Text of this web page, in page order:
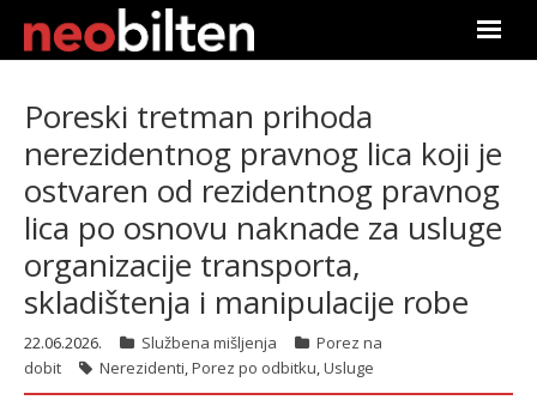
Претрага
Актуелно
Подаци
О нама
Poreski tretman prihoda
nerezidentnog pravnog lica koji je
ostvaren od rezidentnog pravnog
lica po osnovu naknade za usluge
organizacije transporta,
skladištenja i manipulacije robe
22.06.2026. Službena mišljenja
Porez na
dobit
Nerezidenti,Porez po odbitku,Usluge